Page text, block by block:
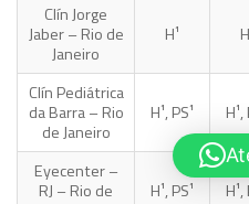
Clín Jorge
Jaber – Rio de
Janeiro
H¹
Clín Pediátrica
da Barra – Rio
de Janeiro
H¹, PS¹ H¹,
Eyecenter –
RJ – Rio de
H¹, PS¹ H¹,